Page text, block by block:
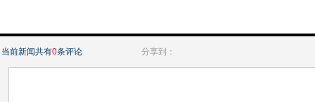
当前新闻共有0条评论 分享到：